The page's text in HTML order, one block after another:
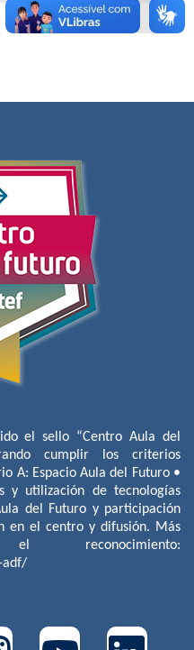
el sello “Centro Aula del
cumplir los criterios
A: Espacio Aula del Futuro •
y utilización de tecnologías
del Futuro y participación
en el centro y difusión. Más
reconocimiento:
adf/